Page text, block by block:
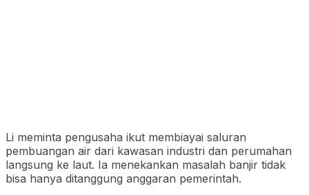
Li meminta pengusaha ikut membiayai saluran
pembuangan air dari kawasan industri dan perumahan
langsung ke laut. Ia menekankan masalah banjir tidak
bisa hanya ditanggung anggaran pemerintah.